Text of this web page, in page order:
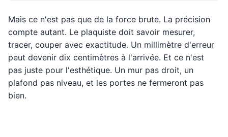
Mais ce n'est pas que de la force brute. La précision
compte autant. Le plaquiste doit savoir mesurer,
tracer, couper avec exactitude. Un millimètre d'erreur
peut devenir dix centimètres à l'arrivée. Et ce n'est
pas juste pour l'esthétique. Un mur pas droit, un
plafond pas niveau, et les portes ne fermeront pas
bien.